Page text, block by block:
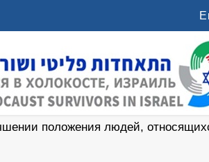
положения людей,